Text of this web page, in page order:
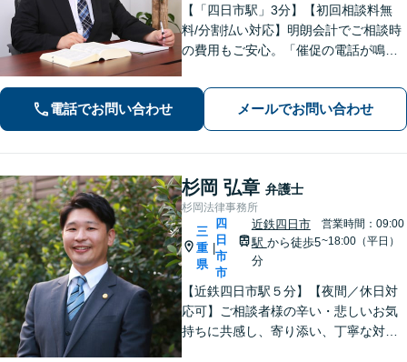
【「四日市駅」3分】【初回相談料無
料/分割払い対応】明朗会計でご相談時
の費用もご安心。「催促の電話が鳴り
た」に対応できます。自己破産や任意
整理、個人再生など幅広い解決方法を
提示【完全個室で安心】
電話でお問い合わせ メールでお問い合わせ
杉岡 弘章 弁護士
杉岡法律事務所
三
重
県
四
日
市
市
近鉄四日市
駅 から徒歩5
分
営業時間：09:00
~18:00（平日）
【近鉄四日市駅５分】【夜間／休日対
応可】ご相談者様の辛い・悲しいお気
持ちに共感し、寄り添い、丁寧な対応